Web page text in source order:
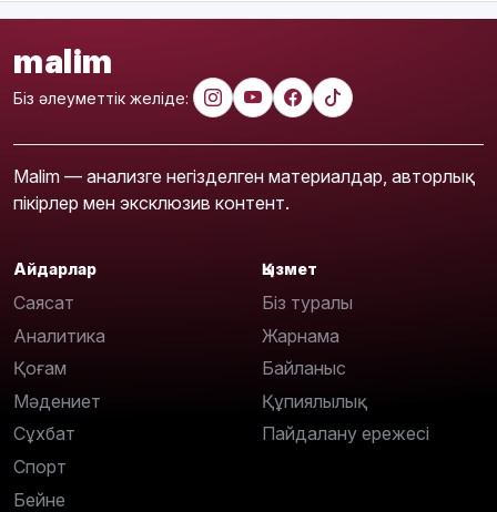
malim
Біз әлеуметтік желіде:
Malim — анализге негізделген материалдар, авторлық
пікірлер мен эксклюзив контент.
Айдарлар
Саясат
Аналитика
Қоғам
Мәдениет
Сұхбат
Спорт
Бейне
Қызмет
Біз туралы
Жарнама
Байланыс
Құпиялылық
Пайдалану ережесі